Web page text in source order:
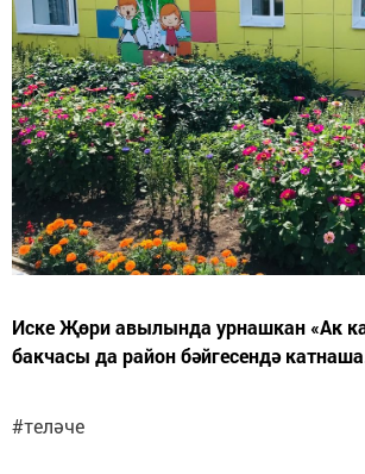
Иске Җөри авылында урнашкан «Ак
бакчасы да район бәйгесендә
#теләче